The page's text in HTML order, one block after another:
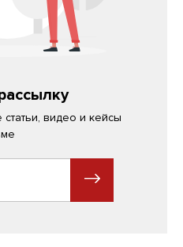
видео и кейсы